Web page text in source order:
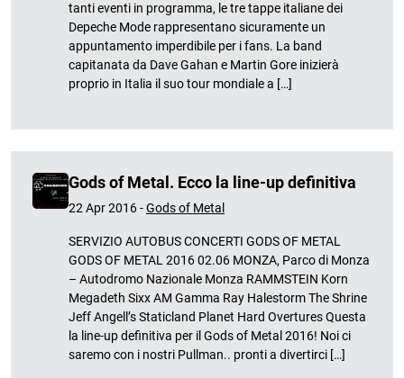
tanti eventi in programma, le tre tappe italiane dei
Depeche Mode rappresentano sicuramente un
appuntamento imperdibile per i fans. La band
capitanata da Dave Gahan e Martin Gore inizierà
proprio in Italia il suo tour mondiale a […]
Gods of Metal. Ecco la line-up definitiva
22 Apr 2016 -Gods of Metal
SERVIZIO AUTOBUS CONCERTI GODS OF METAL
GODS OF METAL 2016 02.06 MONZA, Parco di Monza
– Autodromo Nazionale Monza RAMMSTEIN Korn
Megadeth Sixx AM Gamma Ray Halestorm The Shrine
Jeff Angell’s Staticland Planet Hard Overtures Questa
la line-up definitiva per il Gods of Metal 2016! Noi ci
saremo con i nostri Pullman.. pronti a divertirci […]